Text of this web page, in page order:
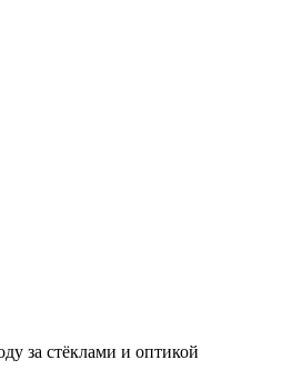
за стёклами и оптикой